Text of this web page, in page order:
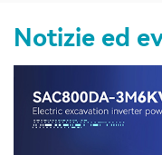
Notizie ed